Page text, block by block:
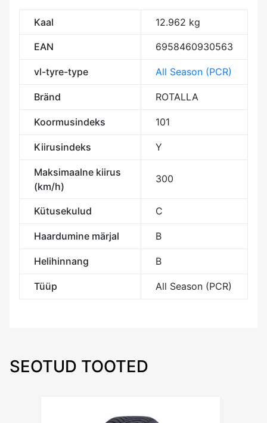
Kaal 12.962 kg
EAN 6958460930563
vl-tyre-type All Season (PCR)
Bränd ROTALLA
Koormusindeks 101
Kiirusindeks Y
Maksimaalne kiirus
(km/h)
300
Kütusekulud C
Haardumine märjal B
Helihinnang B
Tüüp All Season (PCR)
SEOTUD TOOTED